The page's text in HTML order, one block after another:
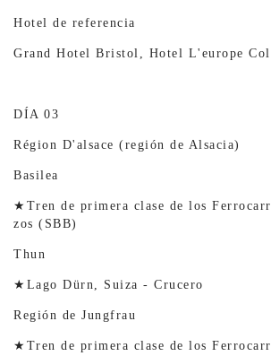
Hotel de referencia
Grand Hotel Bristol, Hotel L'europe
DÍA 03
Région D'alsace (región de Alsacia)
Basilea
★Tren de primera clase de los
zos (SBB)
Thun
★Lago Dürn, Suiza - Crucero
Región de Jungfrau
★Tren de primera clase de los